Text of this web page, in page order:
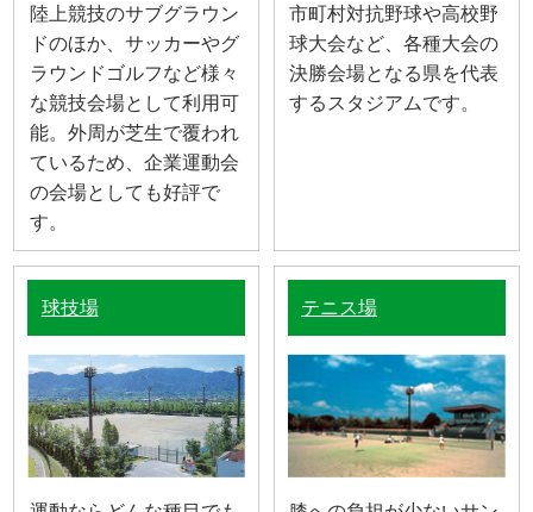
陸上競技のサブグラウン
ドのほか、サッカーやグ
ラウンドゴルフなど様々
な競技会場として利用可
能。外周が芝生で覆われ
ているため、企業運動会
の会場としても好評で
す。
市町村対抗野球や高校野
球大会など、各種大会の
決勝会場となる県を代表
するスタジアムです。
球技場 テニス場